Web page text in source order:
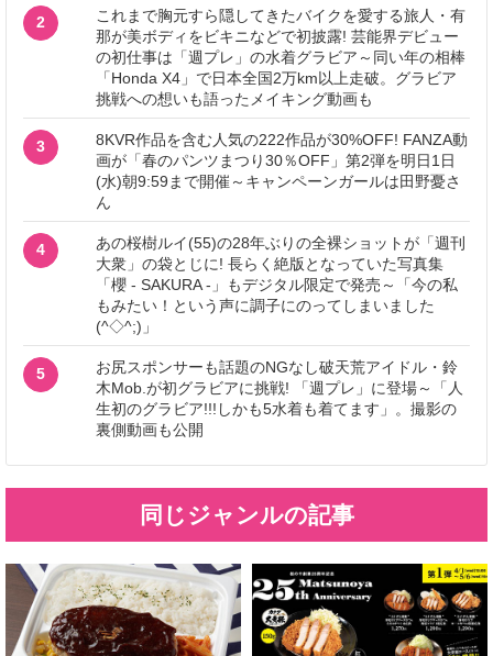
2
これまで胸元すら隠してきたバイクを愛する旅人・有
那が美ボディをビキニなどで初披露! 芸能界デビュー
の初仕事は「週プレ」の水着グラビア～同い年の相棒
「Honda X4」で日本全国2万km以上走破。グラビア
挑戦への想いも語ったメイキング動画も
3
8KVR作品を含む人気の222作品が30%OFF! FANZA動
画が「春のパンツまつり30％OFF」第2弾を明日1日
(水)朝9:59まで開催～キャンペーンガールは田野憂さ
ん
4
あの桜樹ルイ(55)の28年ぶりの全裸ショットが「週刊
大衆」の袋とじに! 長らく絶版となっていた写真集
「櫻 - SAKURA -」もデジタル限定で発売～「今の私
もみたい！という声に調子にのってしまいました
(^◇^;)」
5
お尻スポンサーも話題のNGなし破天荒アイドル・鈴
木Mob.が初グラビアに挑戦! 「週プレ」に登場～「人
生初のグラビア!!!しかも5水着も着てます」。撮影の
裏側動画も公開
同じジャンルの記事